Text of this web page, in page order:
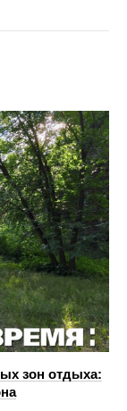
зон отдыха: